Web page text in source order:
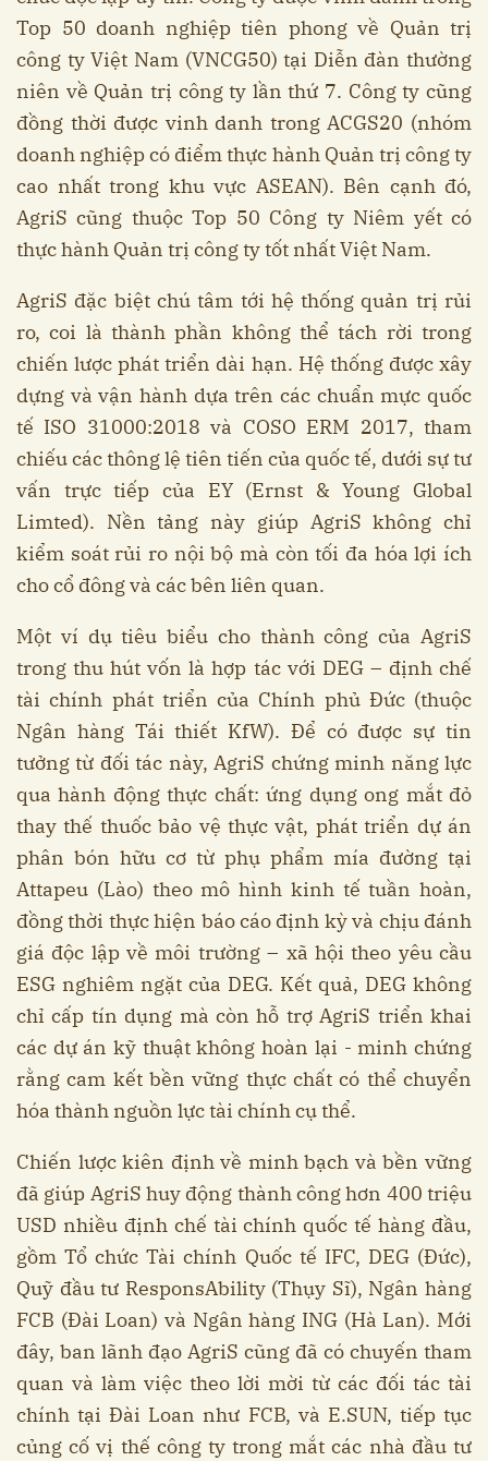
Top 50 doanh nghiệp tiên phong về Quản trị
công ty Việt Nam (VNCG50) tại Diễn đàn thường
niên về Quản trị công ty lần thứ 7. Công ty cũng
đồng thời được vinh danh trong ACGS20 (nhóm
doanh nghiệp có điểm thực hành Quản trị công ty
cao nhất trong khu vực ASEAN). Bên cạnh đó,
AgriS cũng thuộc Top 50 Công ty Niêm yết có
thực hành Quản trị công ty tốt nhất Việt Nam.
AgriS đặc biệt chú tâm tới hệ thống quản trị rủi
ro, coi là thành phần không thể tách rời trong
chiến lược phát triển dài hạn. Hệ thống được xây
dựng và vận hành dựa trên các chuẩn mực quốc
tế ISO 31000:2018 và COSO ERM 2017, tham
chiếu các thông lệ tiên tiến của quốc tế, dưới sự tư
vấn trực tiếp của EY (Ernst & Young Global
Limted). Nền tảng này giúp AgriS không chỉ
kiểm soát rủi ro nội bộ mà còn tối đa hóa lợi ích
cho cổ đông và các bên liên quan.
Một ví dụ tiêu biểu cho thành công của AgriS
trong thu hút vốn là hợp tác với DEG – định chế
tài chính phát triển của Chính phủ Đức (thuộc
Ngân hàng Tái thiết KfW). Để có được sự tin
tưởng từ đối tác này, AgriS chứng minh năng lực
qua hành động thực chất: ứng dụng ong mắt đỏ
thay thế thuốc bảo vệ thực vật, phát triển dự án
phân bón hữu cơ từ phụ phẩm mía đường tại
Attapeu (Lào) theo mô hình kinh tế tuần hoàn,
đồng thời thực hiện báo cáo định kỳ và chịu đánh
giá độc lập về môi trường – xã hội theo yêu cầu
ESG nghiêm ngặt của DEG. Kết quả, DEG không
chỉ cấp tín dụng mà còn hỗ trợ AgriS triển khai
các dự án kỹ thuật không hoàn lại - minh chứng
rằng cam kết bền vững thực chất có thể chuyển
hóa thành nguồn lực tài chính cụ thể.
Chiến lược kiên định về minh bạch và bền vững
đã giúp AgriS huy động thành công hơn 400 triệu
USD nhiều định chế tài chính quốc tế hàng đầu,
gồm Tổ chức Tài chính Quốc tế IFC, DEG (Đức),
Quỹ đầu tư ResponsAbility (Thụy Sĩ), Ngân hàng
FCB (Đài Loan) và Ngân hàng ING (Hà Lan). Mới
đây, ban lãnh đạo AgriS cũng đã có chuyến tham
quan và làm việc theo lời mời từ các đối tác tài
chính tại Đài Loan như FCB, và E.SUN, tiếp tục
củng cố vị thế công ty trong mắt các nhà đầu tư